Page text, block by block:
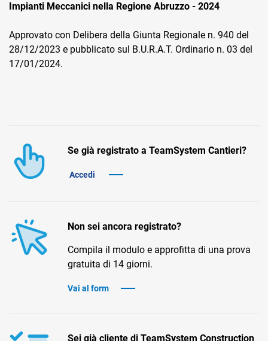
Email Marketing
Fatturazione
Trust Services
Impianti Meccanici nella Regione Abruzzo - 2024
Approvato con Delibera della Giunta Regionale n. 940 del
28/12/2023 e pubblicato sul B.U.R.A.T. Ordinario n. 03 del
17/01/2024.
Se già registrato a TeamSystem Cantieri?
Accedi
Non sei ancora registrato?
Compila il modulo e approfitta di una prova
gratuita di 14 giorni.
Vai al form
Sei già cliente di TeamSystem Construction